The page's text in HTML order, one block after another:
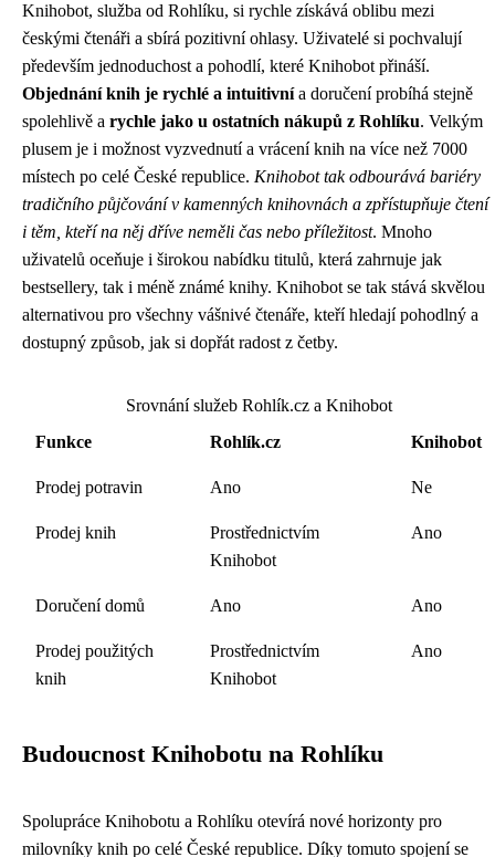
Knihobot, služba od Rohlíku, si rychle získává oblibu mezi
českými čtenáři a sbírá pozitivní ohlasy. Uživatelé si pochvalují
především jednoduchost a pohodlí, které Knihobot přináší.
Objednání knih je rychlé a intuitivnía doručení probíhá stejně
spolehlivě a rychle jako u ostatních nákupů z Rohlíku. Velkým
plusem je i možnost vyzvednutí a vrácení knih na více než 7000
místech po celé České republice. Knihobot tak odbourává bariéry
tradičního půjčování v kamenných knihovnách a zpřístupňuje čtení
i těm, kteří na něj dříve neměli čas nebo příležitost. Mnoho
uživatelů oceňuje i širokou nabídku titulů, která zahrnuje jak
bestsellery, tak i méně známé knihy. Knihobot se tak stává skvělou
alternativou pro všechny vášnivé čtenáře, kteří hledají pohodlný a
dostupný způsob, jak si dopřát radost z četby.
Srovnání služeb Rohlík.cz a Knihobot
Funkce
Rohlík.cz Knihobot
Prodej potravin Ano Ne
Prodej knih
Prostřednictvím
Knihobot
Ano
Doručení domů Ano Ano
Prodej použitých
knih
Prostřednictvím
Knihobot
Ano
Budoucnost Knihobotu na Rohlíku
Spolupráce Knihobotu a Rohlíku otevírá nové horizonty pro
milovníky knih po celé České republice. Díky tomuto spojení se